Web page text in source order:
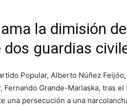
la dimisión
dos guardias
Popular, Alberto Núñez
Fernando Grande-Marlaska, tras
una persecución a una